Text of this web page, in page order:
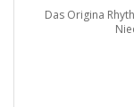
Das Origina